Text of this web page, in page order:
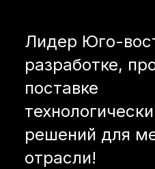
Лидер Юго-
разработке,
поставке
решений для
отрасли!